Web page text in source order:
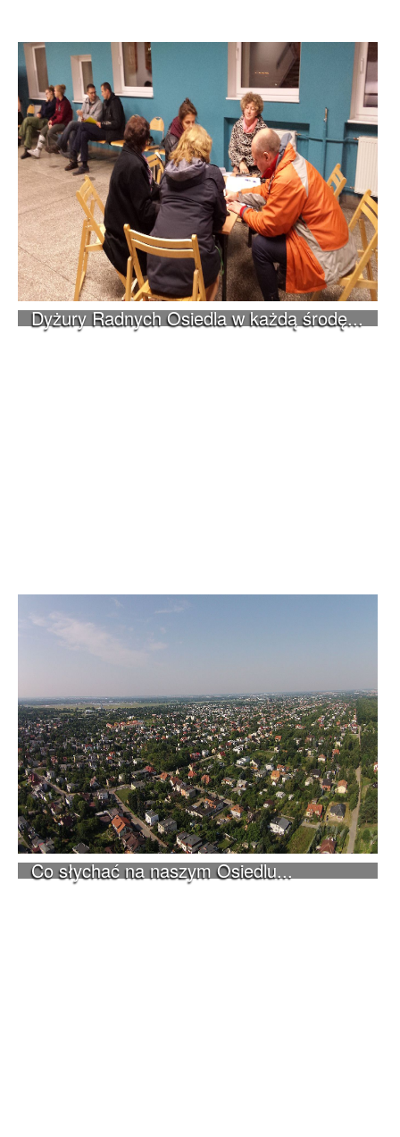
Dyżury Radnych Osiedla w każdą środę...
Co słychać na naszym Osiedlu...